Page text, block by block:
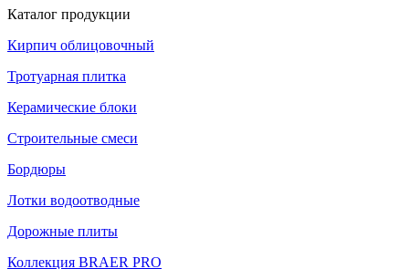
Каталог продукции
Кирпич облицовочный
Тротуарная плитка
Керамические блоки
Строительные смеси
Бордюры
Лотки водоотводные
Дорожные плиты
Коллекция BRAER PRO